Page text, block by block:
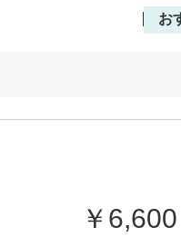
お
￥6,600